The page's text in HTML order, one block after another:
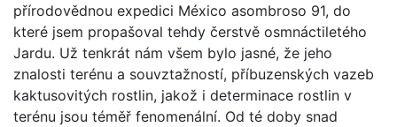
přírodovědnou expedici México asombroso 91, do
které jsem propašoval tehdy čerstvě osmnáctiletého
Jardu. Už tenkrát nám všem bylo jasné, že jeho
znalosti terénu a souvztažností, příbuzenských vazeb
kaktusovitých rostlin, jakož i determinace rostlin v
terénu jsou téměř fenomenální. Od té doby snad